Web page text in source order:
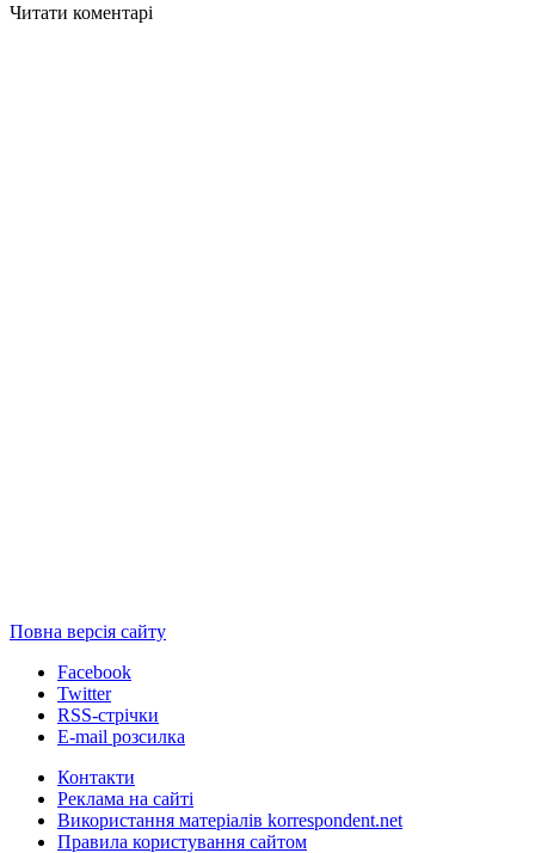
Читати коментарі
Повна версія сайту
Facebook
Twitter
RSS-стрічки
E-mail розсилка
Контакти
Реклама на сайті
Використання матеріалів korrespondent.net
Правила користування сайтом